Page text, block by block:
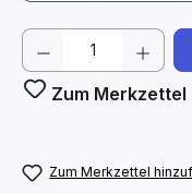
Produkt
Zum
Zum Merkzettel